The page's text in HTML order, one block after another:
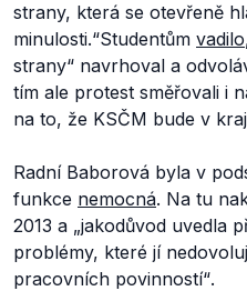
strany, která se otevřeně
minulosti.“Studentům vadilo
strany“ navrhoval a
tím ale protest směřovali i
na to, že KSČM bude v
Radní Baborová byla v
funkce nemocná. Na tu
2013 a „jakodůvod uvedla
problémy, které jí
pracovních povinností“.